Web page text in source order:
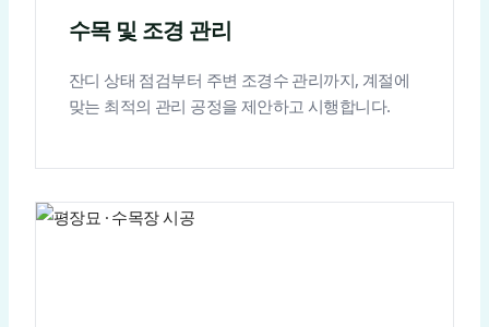
수목 및 조경 관리
잔디 상태 점검부터 주변 조경수 관리까지, 계절에
맞는 최적의 관리 공정을 제안하고 시행합니다.